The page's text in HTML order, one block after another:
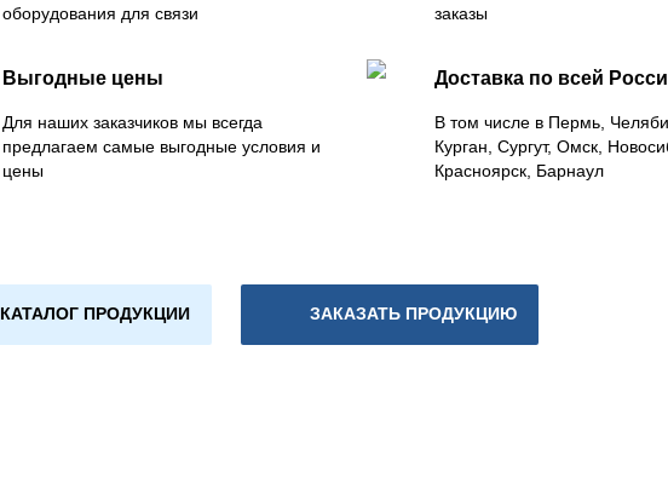
оборудования для связи
заказы
Выгодные цены
Для наших заказчиков мы всегда
предлагаем самые выгодные условия и
цены
Доставка по всей
В том числе в Пермь,
Курган, Сургут, Омск,
Красноярск, Барнаул
КАТАЛОГ ПРОДУКЦИИ ЗАКАЗАТЬ ПРОДУКЦИЮ